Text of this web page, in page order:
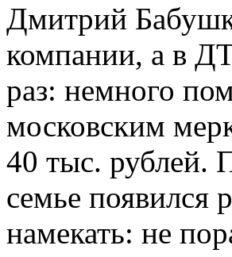
Дмитрий
компании, а в
раз: немного
московским
40 тыс. рублей.
семье появился
намекать: не